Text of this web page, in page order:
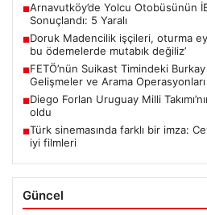
■Arnavutköy’de Yolcu Otobüsünün
Sonuçlandı: 5 Yaralı
■Doruk Madencilik işçileri, oturma
bu ödemelerde mutabık değiliz’
■FETÖ’nün Suikast Timindeki
Gelişmeler ve Arama Operasyonları
■Diego Forlan Uruguay Milli
oldu
■Türk sinemasında farklı bir imza:
iyi filmleri
Güncel